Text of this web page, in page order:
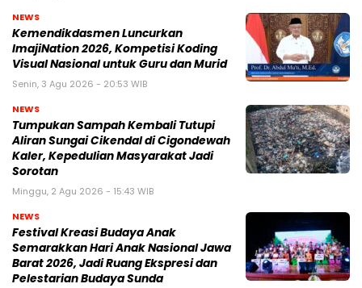
NEWS
Kemendikdasmen Luncurkan
ImajiNation 2026, Kompetisi Koding
Visual Nasional untuk Guru dan Murid
Senin, 3 Agu 2026 - 20:53 WIB
NEWS
Tumpukan Sampah Kembali Tutupi
Aliran Sungai Cikendal di Cigondewah
Kaler, Kepedulian Masyarakat Jadi
Sorotan
Minggu, 2 Agu 2026 - 15:43 WIB
NEWS
Festival Kreasi Budaya Anak
Semarakkan Hari Anak Nasional Jawa
Barat 2026, Jadi Ruang Ekspresi dan
Pelestarian Budaya Sunda